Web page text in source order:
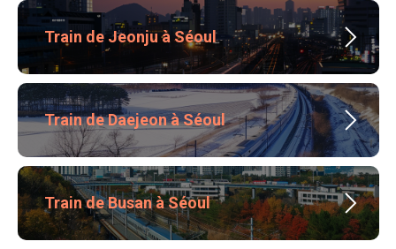
Train de Jeonju à Séoul
Train de Daejeon à Séoul
Train de Busan à Séoul